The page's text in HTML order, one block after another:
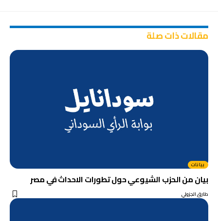
مقالات ذات صلة
بيانات
بيان من الحزب الشيوعي حول تطورات الاحداث في مصر
طارق الجزولي